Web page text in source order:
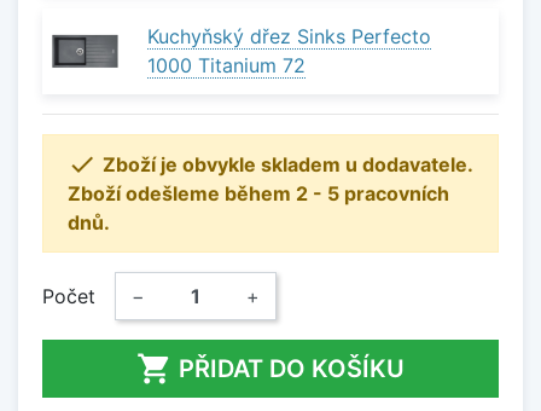
Kuchyňský dřez Sinks Perfecto
1000 Titanium 72
 Zboží je obvykle skladem u dodavatele.
Zboží odešleme během 2 - 5 pracovních
dnů.
Počet − +
 PŘIDAT DO KOŠÍKU